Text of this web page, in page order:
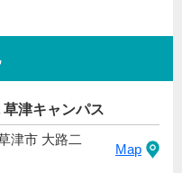
津キャンパス
津市 大路二
Map